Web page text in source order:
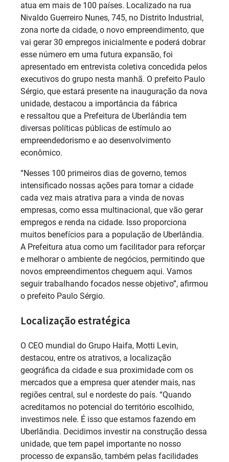
atua em mais de 100 países. Localizado na rua
Nivaldo Guerreiro Nunes, 745, no Distrito Industrial,
zona norte da cidade, o novo empreendimento, que
vai gerar 30 empregos inicialmente e poderá dobrar
esse número em uma futura expansão, foi
apresentado em entrevista coletiva concedida pelos
executivos do grupo nesta manhã. O prefeito Paulo
Sérgio, que estará presente na inauguração da nova
unidade, destacou a importância da fábrica
e ressaltou que a Prefeitura de Uberlândia tem
diversas políticas públicas de estímulo ao
empreendedorismo e ao desenvolvimento
econômico.
“Nesses 100 primeiros dias de governo, temos
intensificado nossas ações para tornar a cidade
cada vez mais atrativa para a vinda de novas
empresas, como essa multinacional, que vão gerar
empregos e renda na cidade. Isso proporciona
muitos benefícios para a população de Uberlândia.
A Prefeitura atua como um facilitador para reforçar
e melhorar o ambiente de negócios, permitindo que
novos empreendimentos cheguem aqui. Vamos
seguir trabalhando focados nesse objetivo”, afirmou
o prefeito Paulo Sérgio.
Localização estratégica
O CEO mundial do Grupo Haifa, Motti Levin,
destacou, entre os atrativos, a localização
geográfica da cidade e sua proximidade com os
mercados que a empresa quer atender mais, nas
regiões central, sul e nordeste do país. “Quando
acreditamos no potencial do território escolhido,
investimos nele. É isso que estamos fazendo em
Uberlândia. Decidimos investir na construção dessa
unidade, que tem papel importante no nosso
processo de expansão, também pelas facilidades